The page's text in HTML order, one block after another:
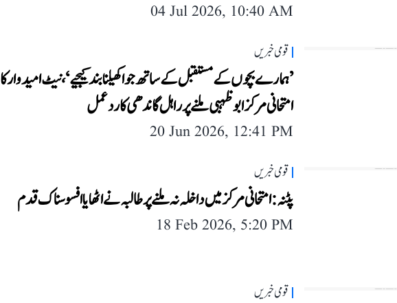
04 Jul 2026, 10:40 AM
قومی خبریں
’ہمارے بچوں کے مستقبل کے ساتھ جوا کھیلنا بند کیجیے‘، نیٹ امیدوار کا
امتحانی مرکز ابو ظہبی ملنے پر راہل گاندھی کا ردعمل
20 Jun 2026, 12:41 PM
قومی خبریں
پٹنہ: امتحانی مرکز میں داخلہ نہ ملنے پر طالبہ نے اٹھایا افسوسناک قدم
18 Feb 2026, 5:20 PM
قومی خبریں